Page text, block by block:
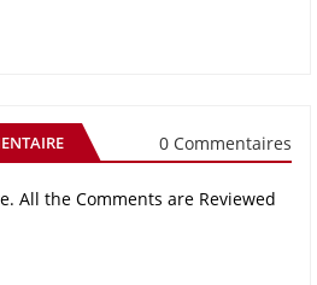
0 Commentaires
All the Comments are Reviewed